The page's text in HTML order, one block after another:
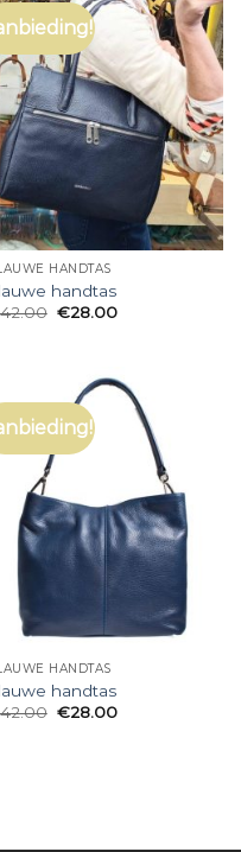
HANDTAS
handtas
42.00 €28.00
HANDTAS
handtas
42.00 €28.00